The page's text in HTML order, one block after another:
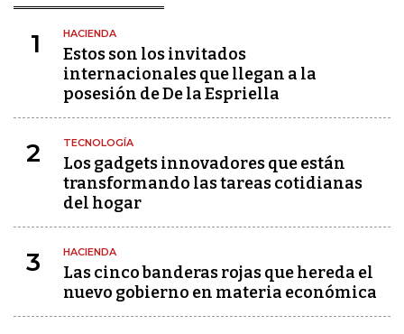
1 HACIENDA
Estos son los invitados
internacionales que llegan a la
posesión de De la Espriella
2 TECNOLOGÍA
Los gadgets innovadores que están
transformando las tareas cotidianas
del hogar
3 HACIENDA
Las cinco banderas rojas que hereda el
nuevo gobierno en materia económica